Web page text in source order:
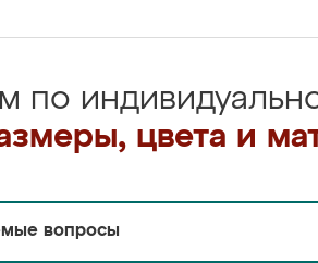
по
цвета и
вопросы